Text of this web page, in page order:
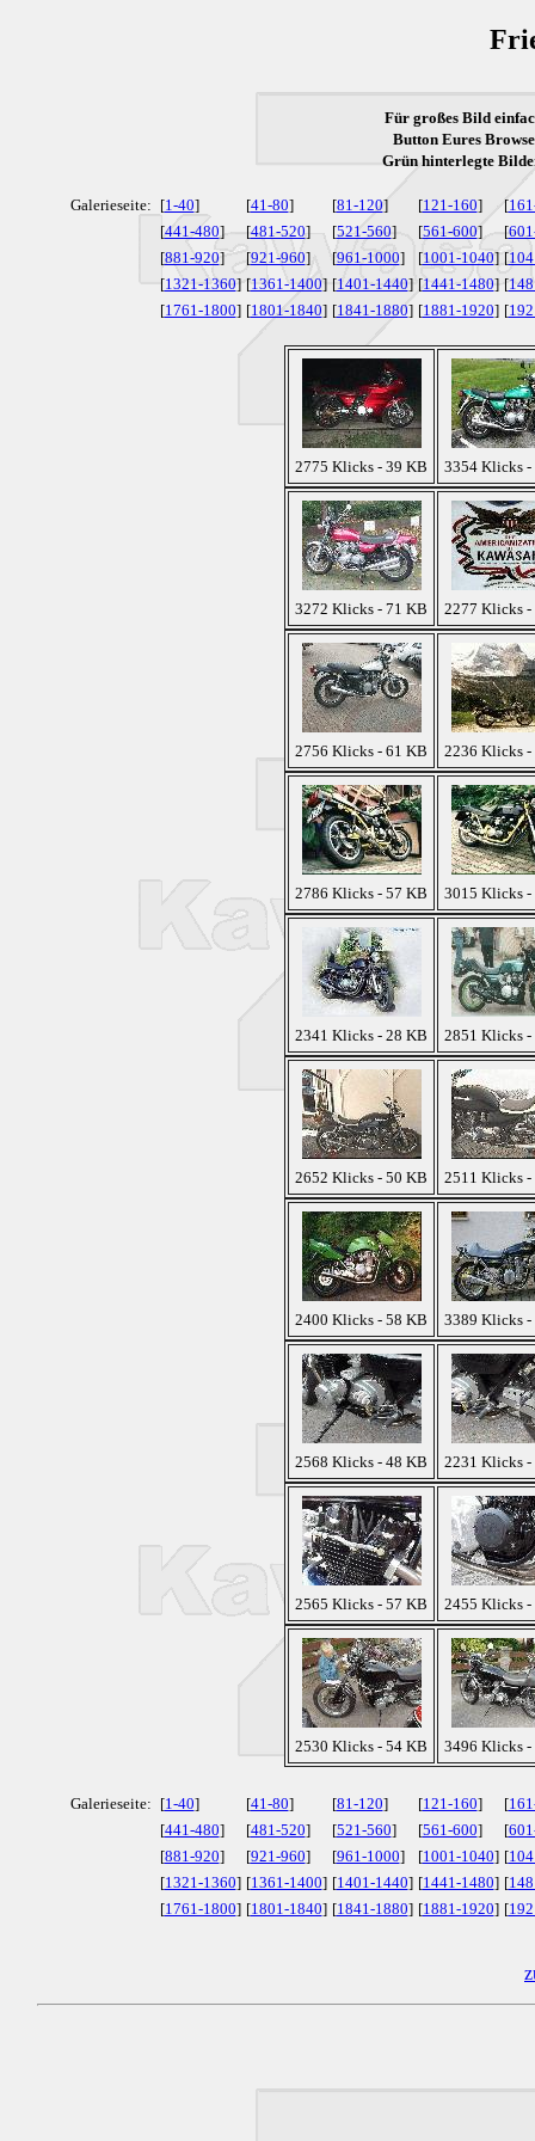
Für großes Bild
Button Eures
Grünhinterlegte
Galerieseite: [1-40] [41-80] [81-120] [121-160] [
[441-480] [481-520] [521-560] [561-600] [
[881-920] [921-960] [961-1000] [1001-1040] [
[1321-1360] [1361-1400] [1401-1440] [1441-1480] [
[1761-1800] [1801-1840] [1841-1880] [1881-1920] [
2775 Klicks - 39 KB 3354 Klicks -
3272 Klicks - 71 KB 2277 Klicks -
2756 Klicks - 61 KB 2236 Klicks -
2786 Klicks - 57 KB 3015 Klicks -
2341 Klicks - 28 KB 2851 Klicks -
2652 Klicks - 50 KB 2511 Klicks -
2400 Klicks - 58 KB 3389 Klicks -
2568 Klicks - 48 KB 2231 Klicks -
2565 Klicks - 57 KB 2455 Klicks -
2530 Klicks - 54 KB 3496 Klicks -
Galerieseite: [1-40] [41-80] [81-120] [121-160] [
[441-480] [481-520] [521-560] [561-600] [
[881-920] [921-960] [961-1000] [1001-1040] [
[1321-1360] [1361-1400] [1401-1440] [1441-1480] [
[1761-1800] [1801-1840] [1841-1880] [1881-1920] [